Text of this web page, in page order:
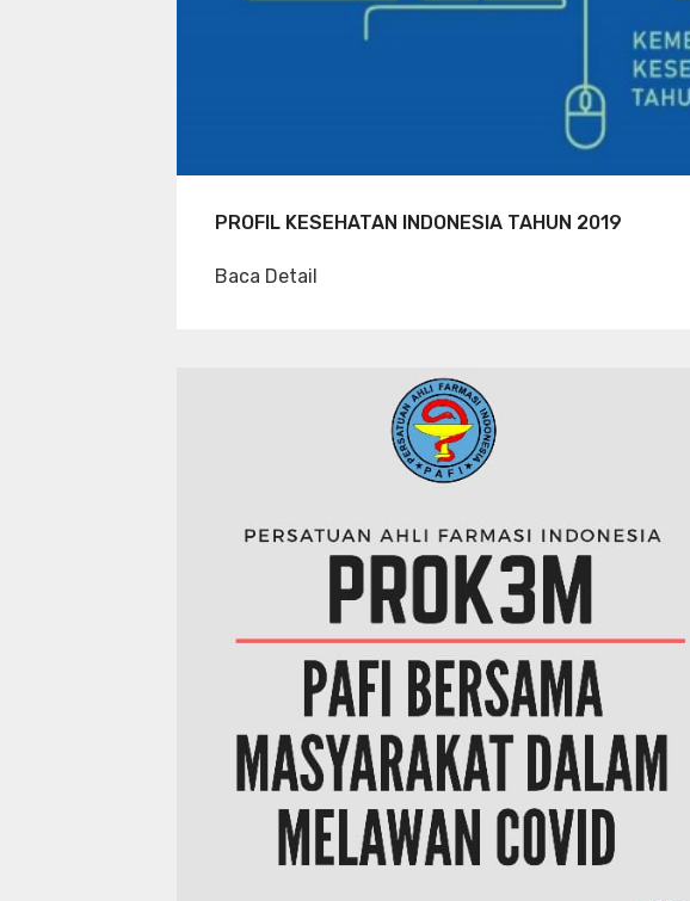
PROFIL KESEHATAN INDONESIA TAHUN 2019
Baca Detail